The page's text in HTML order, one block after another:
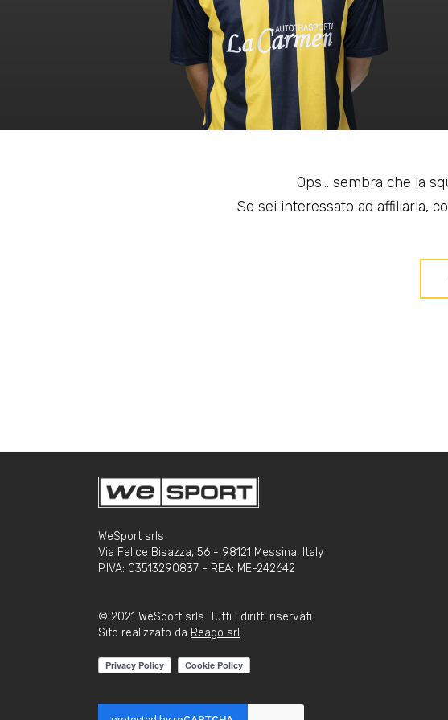
Ops... sembra che la
Se sei interessato ad affiliarla,
WeSport srls
Via Felice Bisazza, 56 - 98121 Messina, Italy
P.IVA: 03513290837 - REA: ME-242642
© 2021 WeSport srls. Tutti i diritti riservati.
Sito realizzato da Reago srl .